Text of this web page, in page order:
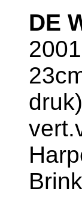
DE
druk)